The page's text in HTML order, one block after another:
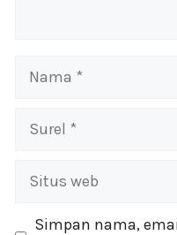
Nama
Surel
Situs
Simpan nama,